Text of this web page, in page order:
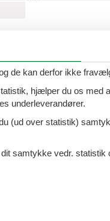
Galizana -
ligger dette moderne og
De store vinduer lukker
feriestemning.
de kan derfor ikke
hjælper du os med
underleverandører.
(ud over statistik)
samtykke vedr. statistik